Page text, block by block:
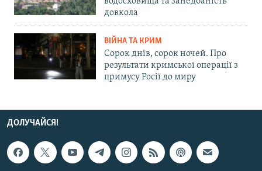
довкола
ВІЙНА ТА КРИМ
Сорок днів, сорок ночей. Про
результати кримської операції з
примусу Росії до миру
ДОЛУЧАЙСЯ!